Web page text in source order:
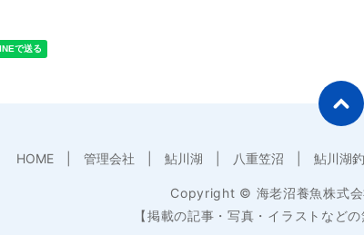
HOME 管理会社 鮎川湖 八重笠沼 鮎川湖
Copyright © 海老沼養魚株式
【掲載の記事・写真・イラストなど